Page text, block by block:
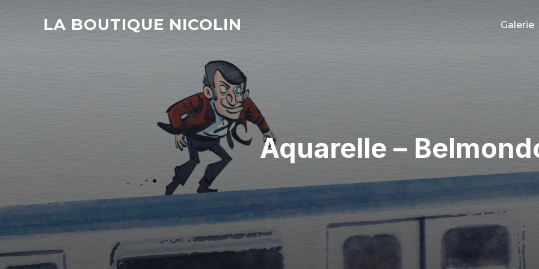
LA BOUTIQUE NICOLIN Galerie
Aquarelle –